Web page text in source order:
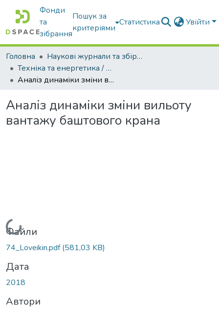
Фонди
та
зібрання
Пошук за
критеріями
Статистика Увійти
Головна
Наукові журнали та збірники видань
Техніка та енергетика / Machinery & Energetics
Аналіз динаміки зміни вильоту вантажу баштового крана
Аналіз динаміки зміни вильоту
вантажу баштового крана
Вантажиться...
Файли
74_Loveikin.pdf(581,03 KB)
Дата
2018
Автори